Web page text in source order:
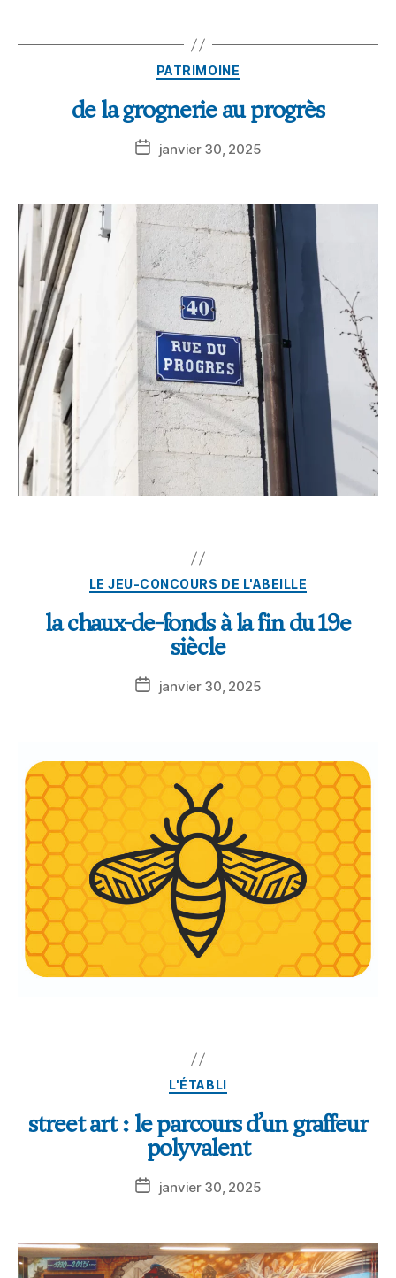
PATRIMOINE
de la grognerie au progrès
janvier 30, 2025
LE JEU-CONCOURS DE L'ABEILLE
la chaux-de-fonds à la fin du 19e
siècle
janvier 30, 2025
L'ÉTABLI
street art : le parcours d’un graffeur
polyvalent
janvier 30, 2025